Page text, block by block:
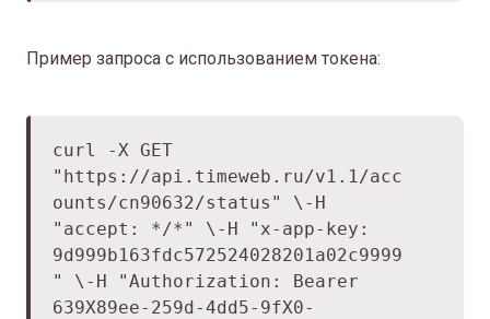
Пример запроса с использованием токена:
curl -X GET
" https://api.timeweb.ru/v1.1/acc
ounts/cn90632/status " \ -H
"accept: */*" \ -H "x-app-key:
9d999b163fdc572524028201a02c9999
" \ -H "Authorization: Bearer
639Х89ee-259d-4dd5-9fХ0-